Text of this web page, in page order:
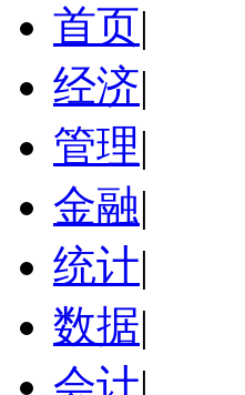
首页|
经济|
管理|
金融|
统计|
数据|